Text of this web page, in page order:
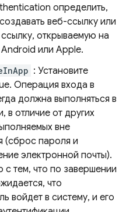
определить,
веб-ссылку или
открываемую на
Android или Apple.
: Установите
Операция входа в
должна выполняться в
в отличие от других
вне
(сброс пароля и
электронной почты).
с тем, что по завершении
что
войдет в систему, и его